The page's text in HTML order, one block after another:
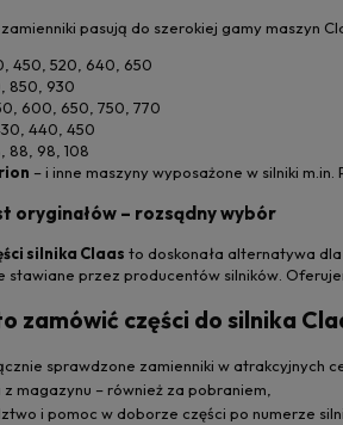
pasują do szerokiej gamy maszyn
450, 520, 640, 650
850, 930
600, 650, 750, 770
440, 450
88, 98, 108
– i inne maszyny wyposażone w silniki
oryginałów – rozsądny wybór
silnika Claas to doskonała alternatywa
stawiane przez producentów silników.
zamówić części do silnika
sprawdzone zamienniki w atrakcyjnych
z magazynu – również za pobraniem,
i pomoc w doborze części po numerze